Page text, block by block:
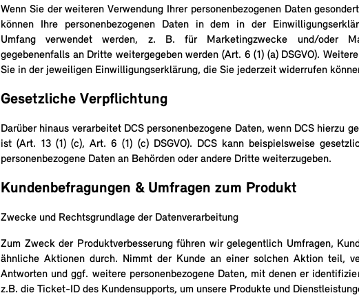
Wenn Sie der weiteren Verwendung Ihrer personenbezogenen Daten
können Ihre personenbezogenen Daten in dem in der
Umfang verwendet werden, z. B. für Marketingzwecke und/oder
gegebenenfalls an Dritte weitergegeben werden (Art. 6 (1) (a) DSGVO).
Sie in der jeweiligen Einwilligungserklärung, die Sie jederzeit widerrufen
Gesetzliche Verpflichtung
Darüber hinaus verarbeitet DCS personenbezogene Daten, wenn DCS hierzu
ist (Art. 13 (1) (c), Art. 6 (1) (c) DSGVO). DCS kann beispielsweise
personenbezogene Daten an Behörden oder andere Dritte weiterzugeben.
Kundenbefragungen & Umfragen zum Produkt
Zwecke und Rechtsgrundlage der Datenverarbeitung
Zum Zweck der Produktverbesserung führen wir gelegentlich Umfragen,
ähnliche Aktionen durch. Nimmt der Kunde an einer solchen Aktion teil,
Antworten und ggf. weitere personenbezogene Daten, mit denen er
z.B. die Ticket-ID des Kundensupports, um unsere Produkte und